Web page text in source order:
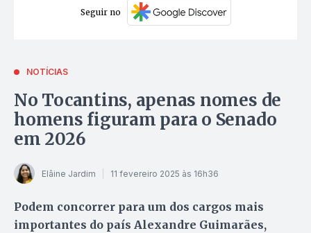
Seguir no
NOTÍCIAS
No Tocantins, apenas nomes de
homens figuram para o Senado
em 2026
Elâine Jardim 11 fevereiro 2025 às 16h36
Podem concorrer para um dos cargos mais
importantes do país Alexandre Guimarães,